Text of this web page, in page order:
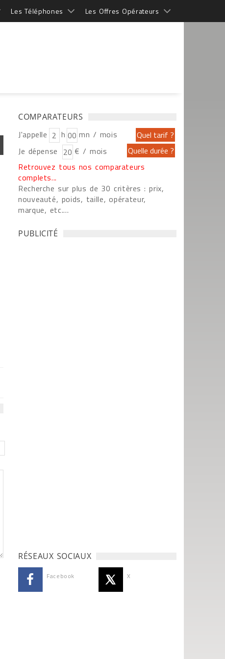
Les Téléphones Les Offres Opérateurs
COMPARATEURS
J'appelle h
mn / mois
Je dépense
€ / mois
Retrouvez tous nos comparateurs
complets...
Recherche sur plus de 30 critères : prix,
nouveauté, poids, taille, opérateur,
marque, etc....
PUBLICITÉ
RÉSEAUX SOCIAUX
Facebook X